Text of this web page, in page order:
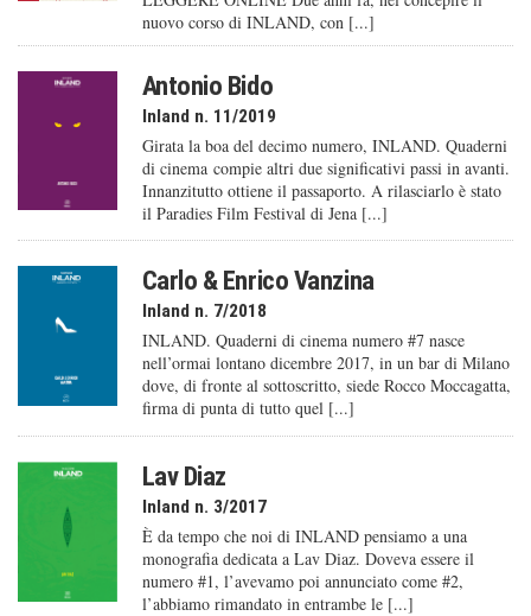
nuovo corso di INLAND, con [...]
Antonio Bido
Inland n. 11/2019
Girata la boa del decimo numero, INLAND. Quaderni
di cinema compie altri due significativi passi in avanti.
Innanzitutto ottiene il passaporto. A rilasciarlo è stato
il Paradies Film Festival di Jena [...]
Carlo & Enrico Vanzina
Inland n. 7/2018
INLAND. Quaderni di cinema numero #7 nasce
nell’ormai lontano dicembre 2017, in un bar di Milano
dove, di fronte al sottoscritto, siede Rocco Moccagatta,
firma di punta di tutto quel [...]
Lav Diaz
Inland n. 3/2017
È da tempo che noi di INLAND pensiamo a una
monografia dedicata a Lav Diaz. Doveva essere il
numero #1, l’avevamo poi annunciato come #2,
l’abbiamo rimandato in entrambe le [...]